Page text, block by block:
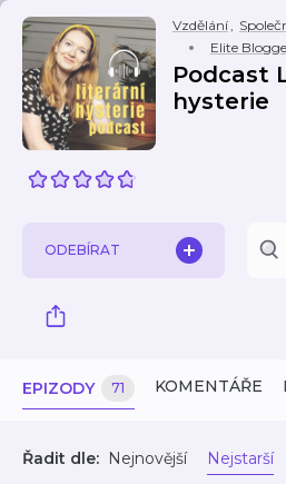
Vzdělání,
Elite
Podcast
hysterie
ODEBÍRAT
EPIZODY 71 KOMENTÁŘE
Řadit dle: Nejnovější Nejstarší